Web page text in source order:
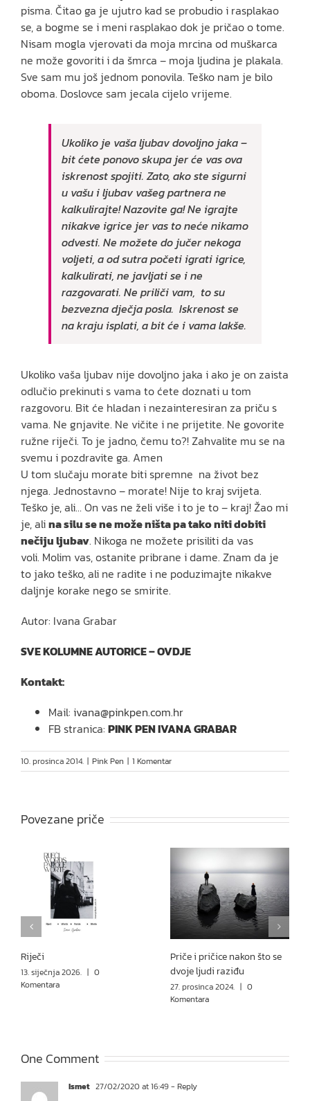
pisma. Čitao ga je ujutro kad se probudio i rasplakao
se, a bogme se i meni rasplakao dok je pričao o tome.
Nisam mogla vjerovati da moja mrcina od muškarca
ne može govoriti i da šmrca – moja ljudina je plakala.
Sve sam mu još jednom ponovila. Teško nam je bilo
oboma. Doslovce sam jecala cijelo vrijeme.
Ukoliko je vaša ljubav dovoljno jaka –
bit ćete ponovo skupa jer će vas ova
iskrenost spojiti. Zato, ako ste sigurni
u vašu i ljubav vašeg partnera ne
kalkulirajte! Nazovite ga! Ne igrajte
nikakve igrice jer vas to neće nikamo
odvesti. Ne možete do jučer nekoga
voljeti, a od sutra početi igrati igrice,
kalkulirati, ne javljati se i ne
razgovarati. Ne priliči vam, to su
bezvezna dječja posla. Iskrenost se
na kraju isplati, a bit će i vama lakše.
Ukoliko vaša ljubav nije dovoljno jaka i ako je on zaista
odlučio prekinuti s vama to ćete doznati u tom
razgovoru. Bit će hladan i nezainteresiran za priču s
vama. Ne gnjavite. Ne vičite i ne prijetite. Ne govorite
ružne riječi. To je jadno, čemu to?! Zahvalite mu se na
svemu i pozdravite ga. Amen
U tom slučaju morate biti spremne na život bez
njega. Jednostavno – morate! Nije to kraj svijeta.
Teško je, ali… On vas ne želi više i to je to – kraj! Žao mi
je, alina silu se ne može ništa pa tako niti dobiti
nečiju ljubav. Nikoga ne možete prisiliti da vas
voli. Molim vas, ostanite pribrane i dame. Znam da je
to jako teško, ali ne radite i ne poduzimajte nikakve
daljnje korake nego se smirite.
Autor: Ivana Grabar
SVE KOLUMNE AUTORICE – OVDJE
Kontakt:
Mail: ivana@pinkpen.com.hr
FB stranica: PINK PEN IVANA GRABAR
10. prosinca 2014. | Pink Pen | 1 Komentar
Povezane priče
Riječi
13. siječnja 2026. | 0
Komentara
Priče i pričice nakon što se
dvoje ljudi raziđu
27. prosinca 2024. | 0
Komentara
One Comment
Ismet 27/02/2020 at 16:49- Reply